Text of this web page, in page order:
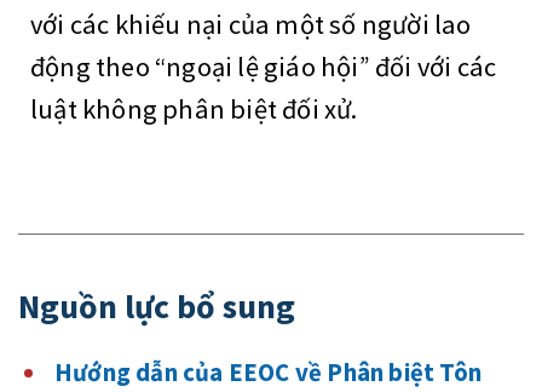
với các khiếu nại của một số người lao
động theo “ngoại lệ giáo hội” đối với các
luật không phân biệt đối xử.
Nguồn lực bổ sung
Hướng dẫn của EEOC về Phân biệt Tôn